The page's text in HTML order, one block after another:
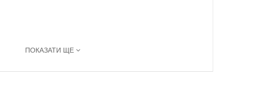
ПОКАЗАТИ ЩЕ